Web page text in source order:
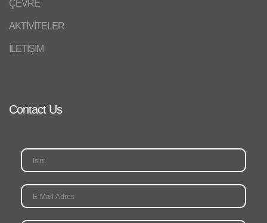
ÇEVRE
AKTİVİTELER
İLETİŞİM
Contact Us